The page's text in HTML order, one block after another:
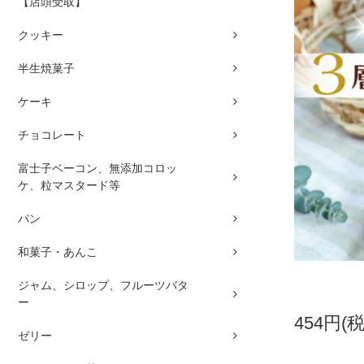
クッキー
半生焼菓子
ケーキ
チョコレート
富士子ベーコン、無添加コロッ
ケ、粒マスタード等
パン
和菓子・あんこ
ジャム、シロップ、フルーツバタ
ー
ゼリー
454円(